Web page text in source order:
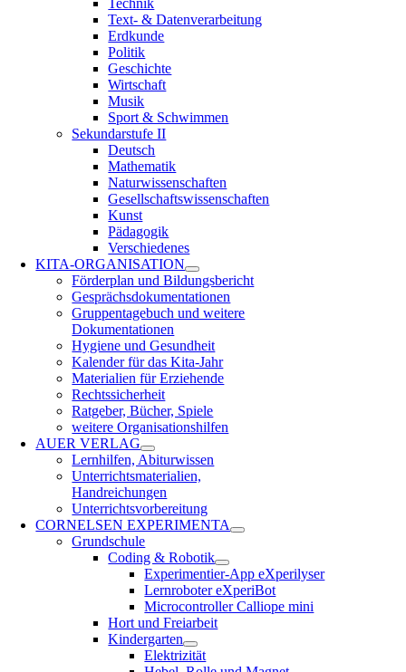
Technik
Text- & Datenverarbeitung
Erdkunde
Politik
Geschichte
Wirtschaft
Musik
Sport & Schwimmen
Sekundarstufe II
Deutsch
Mathematik
Naturwissenschaften
Gesellschaftswissenschaften
Kunst
Pädagogik
Verschiedenes
KITA-ORGANISATION
Förderplan und Bildungsbericht
Gesprächsdokumentationen
Gruppentagebuch und weitere
Dokumentationen
Hygiene und Gesundheit
Kalender für das Kita-Jahr
Materialien für Erziehende
Rechtssicherheit
Ratgeber, Bücher, Spiele
weitere Organisationshilfen
AUER VERLAG
Lernhilfen, Abiturwissen
Unterrichtsmaterialien,
Handreichungen
Unterrichtsvorbereitung
CORNELSEN EXPERIMENTA
Grundschule
Coding & Robotik
Experimentier-App eXperilyser
Lernroboter eXperiBot
Microcontroller Calliope mini
Hort und Freiarbeit
Kindergarten
Elektrizität